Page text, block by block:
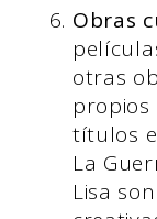
Obras
otras
propios
títulos
La
Lisa